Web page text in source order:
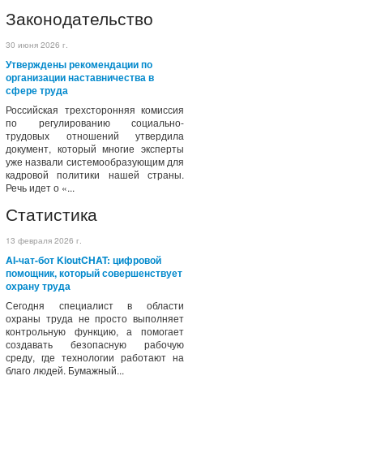
Законодательство
30 июня 2026 г.
Утверждены рекомендации по
организации наставничества в
сфере труда
Российская трехсторонняя комиссия
по регулированию социально-
трудовых отношений утвердила
документ, который многие эксперты
уже назвали системообразующим для
кадровой политики нашей страны.
Речь идет о «...
Статистика
13 февраля 2026 г.
AI-чат-бот KioutCHAT: цифровой
помощник, который совершенствует
охрану труда
Сегодня специалист в области
охраны труда не просто выполняет
контрольную функцию, а помогает
создавать безопасную рабочую
среду, где технологии работают на
благо людей. Бумажный...